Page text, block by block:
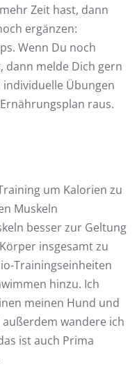
Zeit hast, dann
ergänzen:
Wenn Du noch
dann melde Dich gern
Übungen
raus.
um Kalorien zu
Muskeln
besser zur Geltung
insgesamt zu
Trainingseinheiten
hinzu. Ich
meinen Hund und
wandere ich
ist auch Prima